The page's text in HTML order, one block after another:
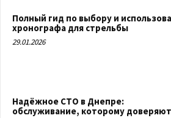
Полный гид по выбору и
хронографа для стрельбы
29.01.2026
Надёжное СТО в Днепре:
обслуживание, которому доверяют